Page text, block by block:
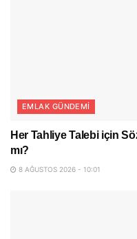
EMLAK GÜNDEMI
Her Tahliye Talebi için
mı?
8 AĞUSTOS 2026 - 10:01